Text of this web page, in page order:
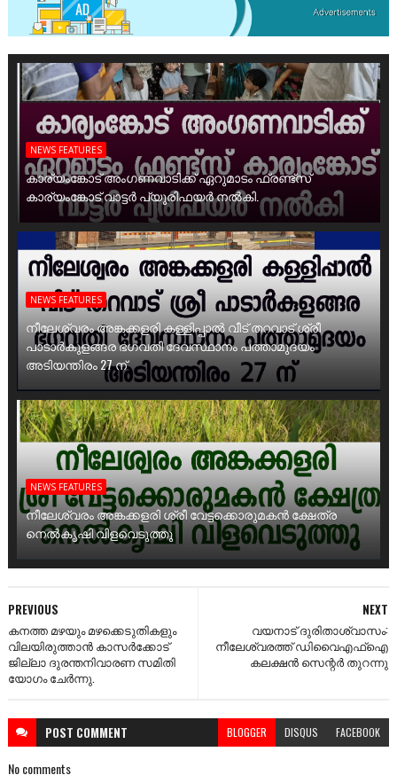
NEWS FEATURES
കാര്യംങ്കോട് അംഗണവാടിക്ക് ഏറുമാടം ഫ്രണ്ട്സ്
കാര്യംങ്കോട് വാട്ടർ പ്യൂരിഫയർ നൽകി.
NEWS FEATURES
നീലേശ്വരം അങ്കക്കളരി കള്ളിപ്പാൽ വീട് തറവാട് ശ്രീ
പാടാർകുളങ്ങര ഭഗവതി ദേവസ്ഥാനം പത്താമുദയം
അടിയന്തിരം 27 ന്
NEWS FEATURES
നീലേശ്വരം അങ്കക്കളരി ശ്രീ വേട്ടക്കൊരുമകൻ ക്ഷേത്ര
നെൽകൃഷി വിളവെടുത്തു
NEXT
വയനാട് ദുരിതാശ്വാസം:
നീലേശ്വരത്ത് ഡിവൈഎഫ്ഐ
കലക്ഷൻ സെന്റർ തുറന്നു
PREVIOUS
കനത്ത മഴയും മഴക്കെടുതികളും
വിലയിരുത്താൻ കാസർക്കോട്
ജില്ലാ ദുരന്തനിവാരണ സമിതി
യോഗം ചേർന്നു.
POST COMMENT BLOGGER DISQUS FACEBOOK
No comments